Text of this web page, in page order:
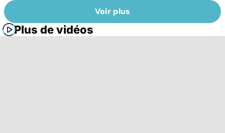
Voir plus
Plus de vidéos